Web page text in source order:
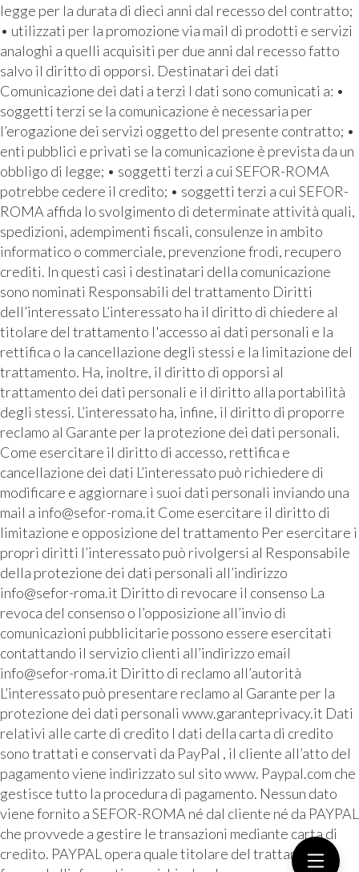
legge per la durata di dieci anni dal recesso del contratto;
• utilizzati per la promozione via mail di prodotti e servizi
analoghi a quelli acquisiti per due anni dal recesso fatto
salvo il diritto di opporsi. Destinatari dei dati
Comunicazione dei dati a terzi I dati sono comunicati a: •
soggetti terzi se la comunicazione è necessaria per
l’erogazione dei servizi oggetto del presente contratto; •
enti pubblici e privati se la comunicazione è prevista da un
obbligo di legge; • soggetti terzi a cui SEFOR-ROMA
potrebbe cedere il credito; • soggetti terzi a cui SEFOR-
ROMA affida lo svolgimento di determinate attività quali,
spedizioni, adempimenti fiscali, consulenze in ambito
informatico o commerciale, prevenzione frodi, recupero
crediti. In questi casi i destinatari della comunicazione
sono nominati Responsabili del trattamento Diritti
dell’interessato L’interessato ha il diritto di chiedere al
titolare del trattamento l'accesso ai dati personali e la
rettifica o la cancellazione degli stessi e la limitazione del
trattamento. Ha, inoltre, il diritto di opporsi al
trattamento dei dati personali e il diritto alla portabilità
degli stessi. L’interessato ha, infine, il diritto di proporre
reclamo al Garante per la protezione dei dati personali.
Come esercitare il diritto di accesso, rettifica e
cancellazione dei dati L’interessato può richiedere di
modificare e aggiornare i suoi dati personali inviando una
mail a info@sefor-roma.it Come esercitare il diritto di
limitazione e opposizione del trattamento Per esercitare i
propri diritti l’interessato può rivolgersi al Responsabile
della protezione dei dati personali all’indirizzo
info@sefor-roma.it Diritto di revocare il consenso La
revoca del consenso o l’opposizione all’invio di
comunicazioni pubblicitarie possono essere esercitati
contattando il servizio clienti all’indirizzo email
info@sefor-roma.it Diritto di reclamo all’autorità
L’interessato può presentare reclamo al Garante per la
protezione dei dati personali www.garanteprivacy.it Dati
relativi alle carte di credito I dati della carta di credito
sono trattati e conservati da PayPal , il cliente all’atto del
pagamento viene indirizzato sul sito www. Paypal.com che
gestisce tutto la procedura di pagamento. Nessun dato
viene fornito a SEFOR-ROMA né dal cliente né da PAYPAL
che provvede a gestire le transazioni mediante carta di
credito. PAYPAL opera quale titolare del trattamento